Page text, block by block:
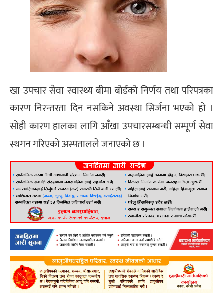
खा उपचार सेवा स्वास्थ्य बीमा बोर्डको निर्णय तथा परिपत्रका
कारण निरन्तरता दिन नसकिने अवस्था सिर्जना भएको हो ।
सोही कारण हालका लागि आँखा उपचारसम्बन्धी सम्पूर्ण सेवा
स्थगन गरिएको अस्पतालले जनाएको छ ।